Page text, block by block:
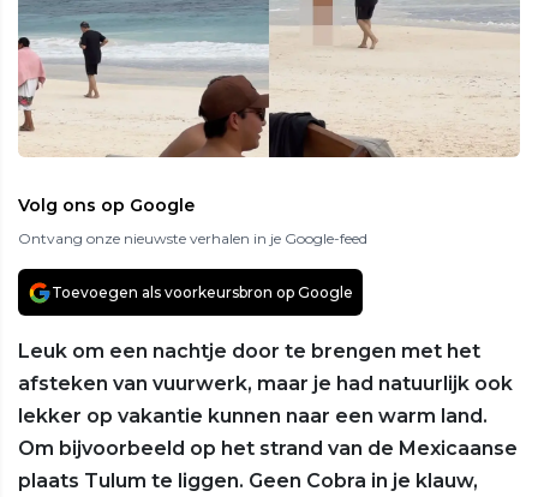
Volg ons op Google
Ontvang onze nieuwste verhalen in je Google-feed
Toevoegen als voorkeursbron op Google
Leuk om een nachtje door te brengen met het
afsteken van vuurwerk, maar je had natuurlijk ook
lekker op vakantie kunnen naar een warm land.
Om bijvoorbeeld op het strand van de Mexicaanse
plaats Tulum te liggen. Geen Cobra in je klauw,